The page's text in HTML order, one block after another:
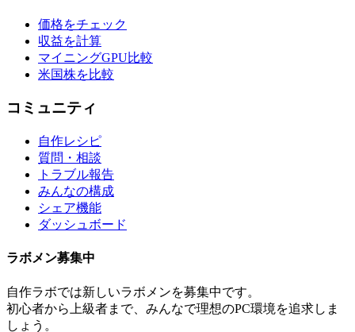
価格をチェック
収益を計算
マイニングGPU比較
米国株を比較
コミュニティ
自作レシピ
質問・相談
トラブル報告
みんなの構成
シェア機能
ダッシュボード
ラボメン募集中
自作ラボでは新しいラボメンを募集中です。
初心者から上級者まで、みんなで理想のPC環境を追求しま
しょう。